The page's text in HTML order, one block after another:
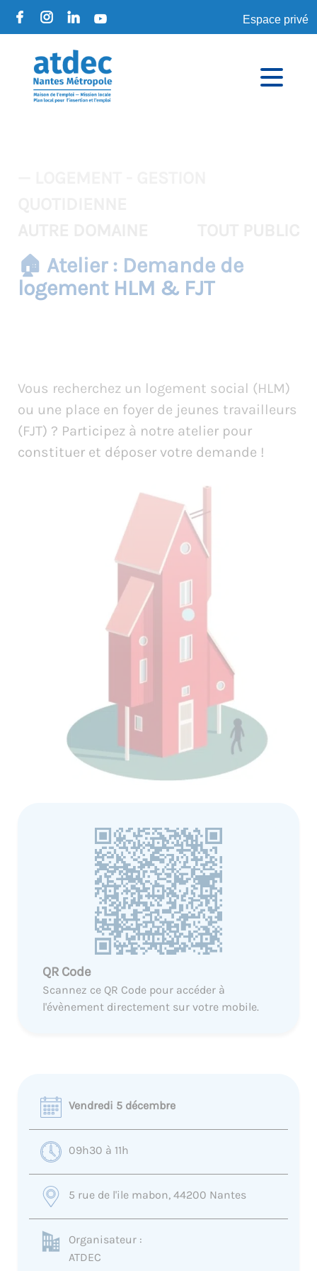
Espace privé
🏠 Atelier : Demande de
logement HLM & FJT
Vous recherchez un logement social (HLM)
ou une place en foyer de jeunes travailleurs
(FJT) ? Participez à notre atelier pour
constituer et déposer votre demande !
QR Code
Scannez ce QR Code pour accéder à
l'évènement directement sur votre mobile.
Vendredi 5 décembre
09h30 à 11h
5 rue de l'ile mabon, 44200 Nantes
Organisateur :
ATDEC